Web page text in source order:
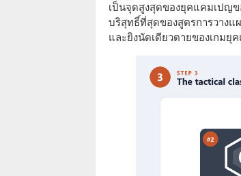
เป็นจุดสูงสุดของยุคแคมเปญข
บริสุทธิ์ที่สุดของสูตรการวาง
และยิงนัดเดียวตายของเกมยุ